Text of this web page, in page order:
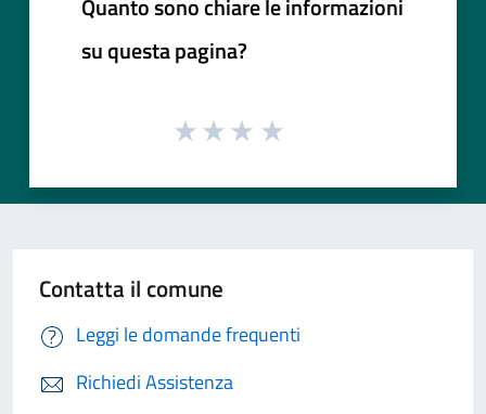
su questa pagina?
Contatta il comune
Leggi le domande frequenti
Richiedi Assistenza